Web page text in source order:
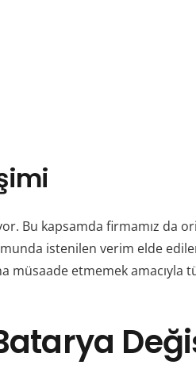
Bu kapsamda firmamız da
istenilen verim elde
etmemek